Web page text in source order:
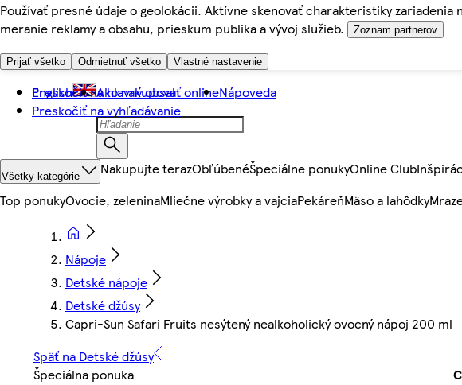
Používať presné údaje o geolokácii. Aktívne skenovať charakteristiky
meranie reklamy a obsahu, prieskum publika a vývoj služieb.
Zoznam partnerov
Prijať všetko Odmietnuť všetko Vlastné nastavenie
Preskočiť na hlavný obsah
Preskočiť na vyhľadávanie
English Ako nakupovať onlineNápoveda
Všetky kategórie Nakupujte terazObľúbenéŠpeciálne ponukyOnline Club
Top ponukyOvocie, zeleninaMliečne výrobky a vajciaPekáreňMäso a lahôdky
Nápoje
Detské nápoje
Detské džúsy
Capri-Sun Safari Fruits nesýtený nealkoholický ovocný nápoj 200 ml
Späť na Detské džúsy
Špeciálna ponuka